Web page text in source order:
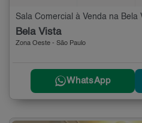
Sala Comercial à Venda na Bela
Bela Vista
Zona Oeste - São Paulo
WhatsApp